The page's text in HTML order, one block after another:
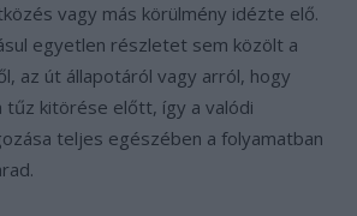
vagy más körülmény idézte elő.
egyetlen részletet sem közölt a
az út állapotáról vagy arról, hogy
kitörése előtt, így a valódi
teljes egészében a folyamatban